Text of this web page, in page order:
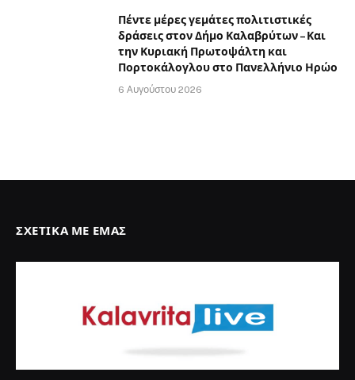
Πέντε μέρες γεμάτες πολιτιστικές
δράσεις στον Δήμο Καλαβρύτων – Και
την Κυριακή Πρωτοψάλτη και
Πορτοκάλογλου στο Πανελλήνιο Ηρώο
6 Αυγούστου 2026
ΣΧΕΤΙΚΆ ΜΕ ΕΜΆΣ